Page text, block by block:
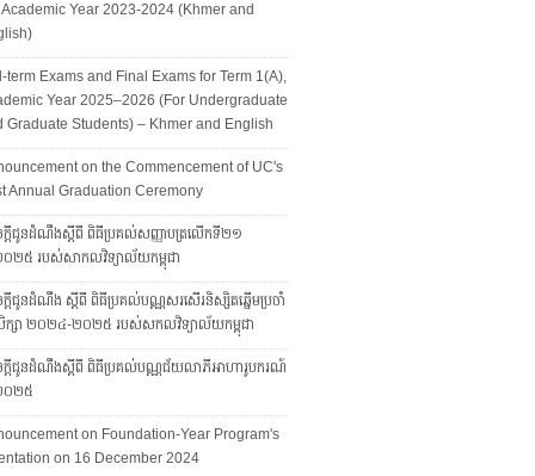
Year 2023-2024 (Khmer and
term Exams and Final Exams for Term 1(A),
Year 2025–2026 (For Undergraduate
Graduate Students) – Khmer and English
on the Commencement of UC's
Annual Graduation Ceremony
ក្តីជូនដំណឹងស្តីពី ពិធីប្រគល់សញ្ញាបត្រលើកទី២១
២០២៥ របស់សាកលវិទ្យាល័យកម្ពុជា
តីជូនដំណឹង ស្តីពី ពិធីប្រគល់បណ្ណសរសើរនិស្សិតឆ្នើមប្រចាំ
សិក្សា ២០២៤-២០២៥ របស់សកលវិទ្យាល័យកម្ពុជា
ក្ដីជូនដំណឹងស្ដីពី ពិធីប្រគល់បណ្ណជ័យលាភីអាហារូបករណ៍​​​​​​
០២៥
on Foundation-Year Program's
on 16 December 2024